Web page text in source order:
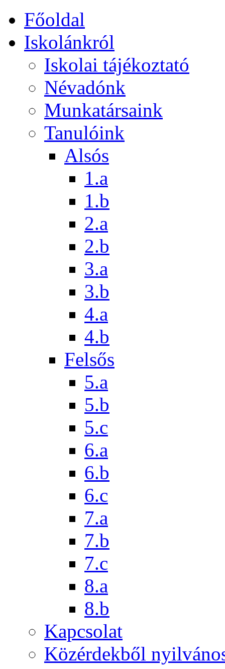
Főoldal
Iskolánkról
Iskolai tájékoztató
Névadónk
Munkatársaink
Tanulóink
Alsós
1.a
1.b
2.a
2.b
3.a
3.b
4.a
4.b
Felsős
5.a
5.b
5.c
6.a
6.b
6.c
7.a
7.b
7.c
8.a
8.b
Kapcsolat
Közérdekből